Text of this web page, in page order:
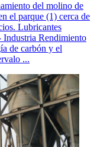
del molino de
el parque (1) cerca de
Lubricantes
Industria Rendimiento
de carbón y el
...